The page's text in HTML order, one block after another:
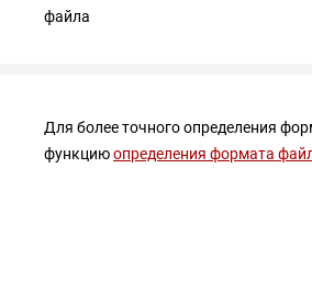
файла
Для более точного определения
функциюопределения формата